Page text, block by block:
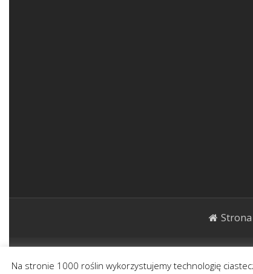
Strona
1000roślin.pl Strona ma charakter
Na stronie 1000 roślin wykorzystujemy technologię